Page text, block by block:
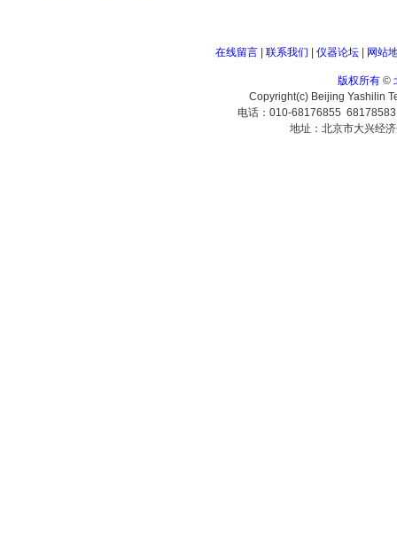
在线留言| 联系我们 仪器论坛| 网站
版权所有©
Copyright(c) Beijing Yashilin
电话：010-68176855
地址：北京市大兴经